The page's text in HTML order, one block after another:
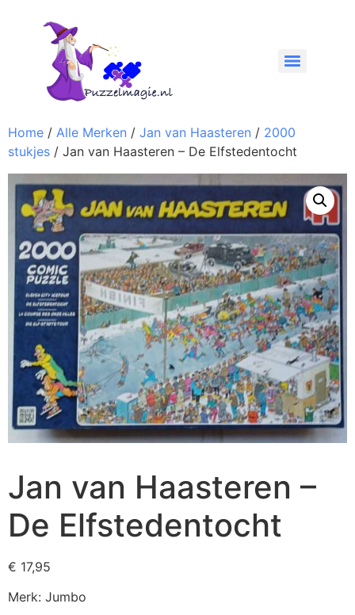
Home / Alle Merken / Jan van Haasteren / 2000
stukjes / Jan van Haasteren – De Elfstedentocht
Jan van Haasteren –
De Elfstedentocht
€ 17,95
Merk: Jumbo